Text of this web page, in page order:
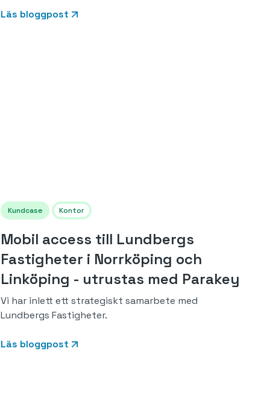
Läs bloggpost
Kundcase Kontor
Mobil access till Lundbergs
Fastigheter i Norrköping och
Linköping - utrustas med Parakey
Vi har inlett ett strategiskt samarbete med
Lundbergs Fastigheter.
Läs bloggpost